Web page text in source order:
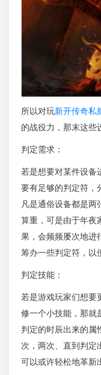
所以对玩新开传奇私
的战役力，那末这些
判定需求：
若是想要对某件设备
要有足够的判定符，
凡是通俗设备都是
算重，可是由于年夜
果，会频频屡次地进
筹办一些判定符，以
判定技能：
若是游戏玩家们想要
修一个小技能，那就
判定的时辰出来的属
次，两次、直到判定
可以或许轻松地革新